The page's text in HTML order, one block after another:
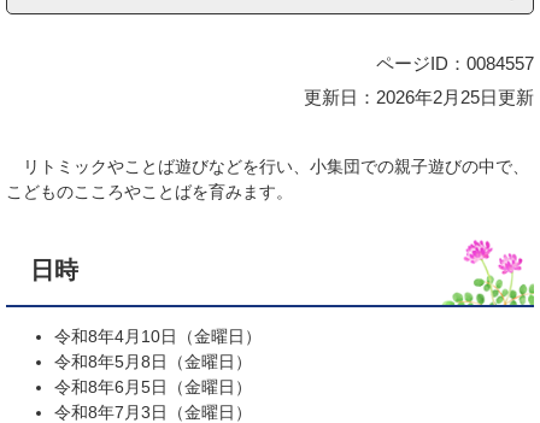
ページID：0084557
更新日：2026年2月25日更新
リトミックやことば遊びなどを行い、小集団での親子遊びの中で、
こどものこころやことばを育みます。
日時
令和8年4月10日（金曜日）
令和8年5月8日（金曜日）
令和8年6月5日（金曜日）
令和8年7月3日（金曜日）